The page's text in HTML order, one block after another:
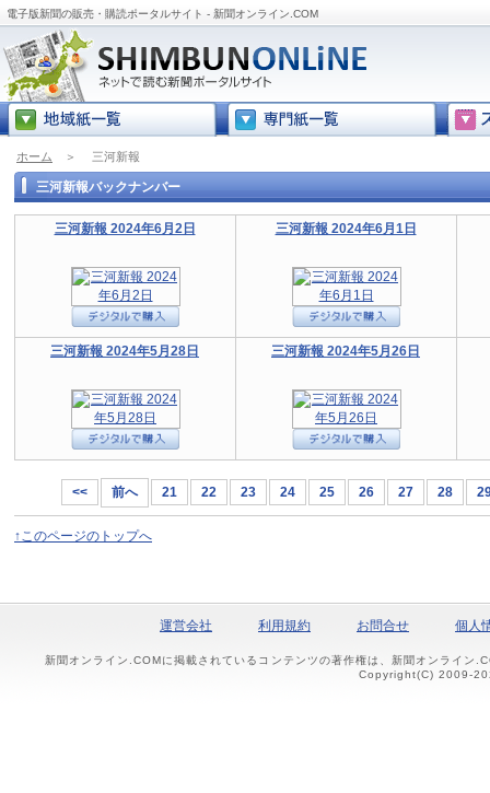
電子版新聞の販売・購読ポータルサイト - 新聞オンライン.COM
ホーム ＞ 三河新報
三河新報バックナンバー
三河新報 2024年6月2日 三河新報 2024年6月1日
三河新報 2024年5月28日 三河新報 2024年5月26日
<< 前へ 21 22 23 24 25 26 27 28
↑このページのトップへ
運営会社 利用規約 お問合せ 個人
新聞オンライン.COMに掲載されているコンテンツの著作権は、新聞オンライン
Copyright(C) 2009-